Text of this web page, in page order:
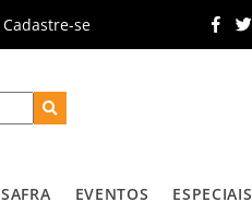
Cadastre-se
SAFRA EVENTOS ESPECIAIS